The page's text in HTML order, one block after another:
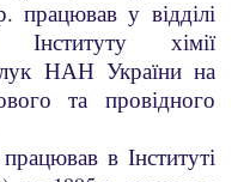
працював у відділі
Інституту хімії
НАН України на
та провідного
в Інституті